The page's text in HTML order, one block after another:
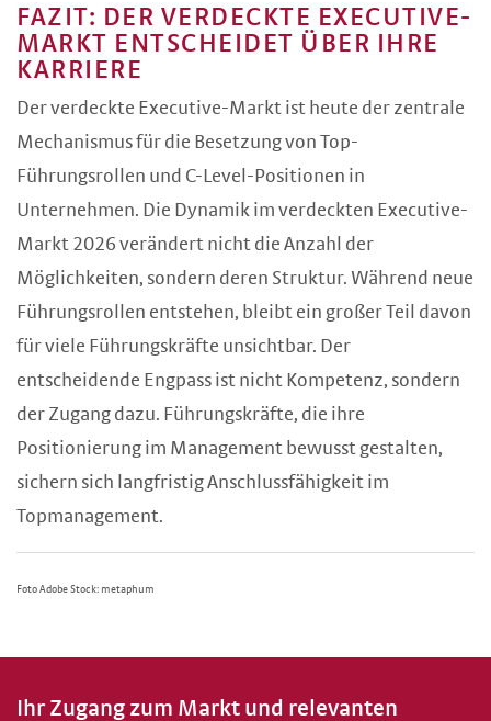
FAZIT: DER VERDECKTE EXECUTIVE-
MARKT ENTSCHEIDET ÜBER IHRE
KARRIERE
Der verdeckte Executive-Markt ist heute der zentrale
Mechanismus für die Besetzung von Top-
Führungsrollen und C-Level-Positionen in
Unternehmen. Die Dynamik im verdeckten Executive-
Markt 2026 verändert nicht die Anzahl der
Möglichkeiten, sondern deren Struktur. Während neue
Führungsrollen entstehen, bleibt ein großer Teil davon
für viele Führungskräfte unsichtbar. Der
entscheidende Engpass ist nicht Kompetenz, sondern
der Zugang dazu. Führungskräfte, die ihre
Positionierung im Management bewusst gestalten,
sichern sich langfristig Anschlussfähigkeit im
Topmanagement.
Foto Adobe Stock: metaphum
Ihr Zugang zum Markt und relevanten